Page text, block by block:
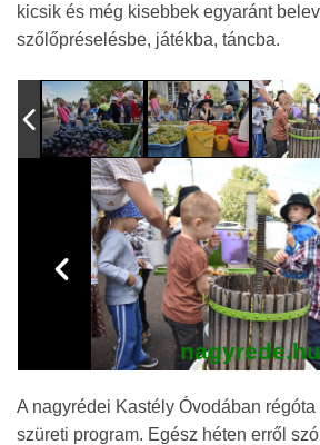
kicsik és még kisebbek egyaránt
szőlőpréselésbe, játékba, táncba.
nagyrede.hu
A nagyrédei Kastély Óvodában
szüreti program. Egész héten erről